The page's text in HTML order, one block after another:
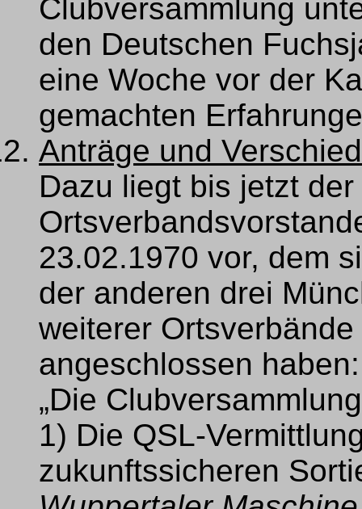
Clubversammlung
den Deutschen
eine Woche vor der
gemachten
Anträge und
Dazu liegt bis jetzt
23.02.1970 vor, dem
der anderen drei
weiterer
angeschlossen haben:
„Die
1) Die QSL-
zukunftssicheren